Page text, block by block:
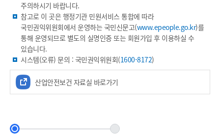
주의하시기 바랍니다.
참고로 이 곳은 행정기관 민원서비스 통합에 따라
국민권익위원회에서 운영하는 국민신문고(www.epeople.go.kr)를
통해 운영되므로 별도의 실명인증 또는 회원가입 후 이용하실 수
있습니다.
시스템(오류) 문의 : 국민권익위원회(1600-8172)
산업안전보건 자료실 바로가기